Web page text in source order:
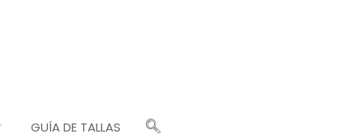
GUÍA DE TALLAS